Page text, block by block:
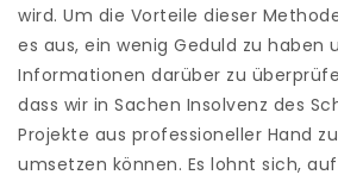
wird. Um die Vorteile dieser
es aus, ein wenig Geduld zu haben
Informationen darüber zu
dass wir in Sachen Insolvenz des
Projekte aus professioneller Hand
umsetzen können. Es lohnt sich,